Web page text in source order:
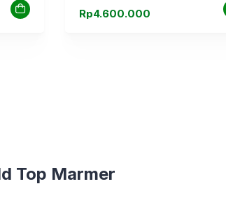
Hairline Doff
Rp4.600.000
Top Marmer